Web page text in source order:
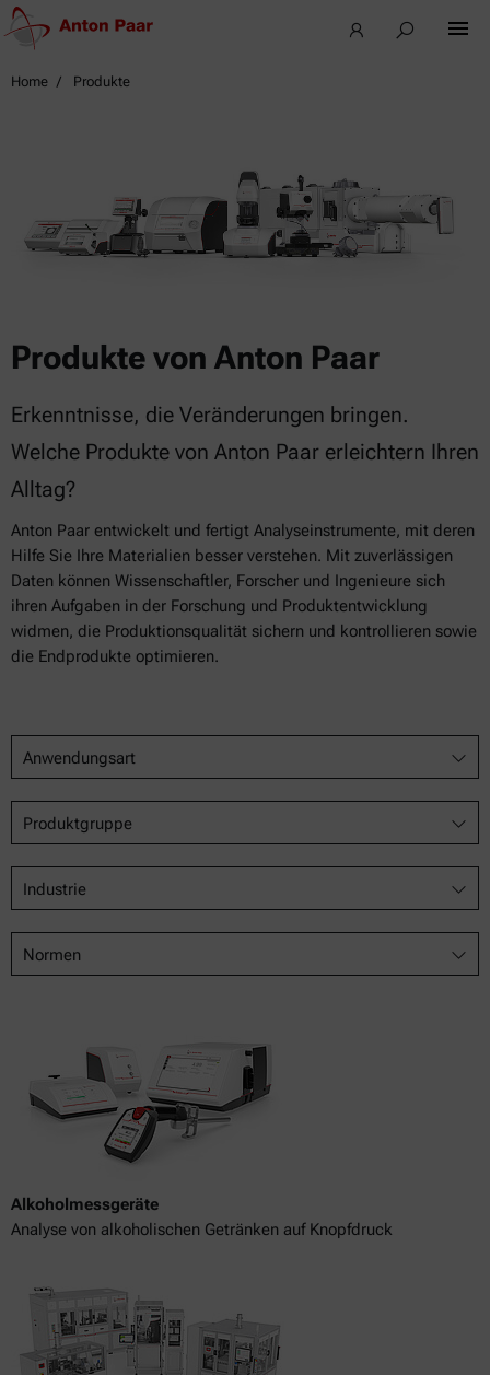
Home Produkte
Produkte von Anton Paar
Erkenntnisse, die Veränderungen bringen.
Welche Produkte von Anton Paar erleichtern Ihren
Alltag?
Anton Paar entwickelt und fertigt Analyseinstrumente, mit deren
Hilfe Sie Ihre Materialien besser verstehen. Mit zuverlässigen
Daten können Wissenschaftler, Forscher und Ingenieure sich
ihren Aufgaben in der Forschung und Produktentwicklung
widmen, die Produktionsqualität sichern und kontrollieren sowie
die Endprodukte optimieren.
Anwendungsart
Produktgruppe
Industrie
Normen
Alkoholmessgeräte
Analyse von alkoholischen Getränken auf Knopfdruck